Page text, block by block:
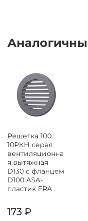
Решетка 100
10РКН серая
вентиляционна
я вытяжная
D130 с фланцем
D100 ASA-
пластик ERA
173 ₽